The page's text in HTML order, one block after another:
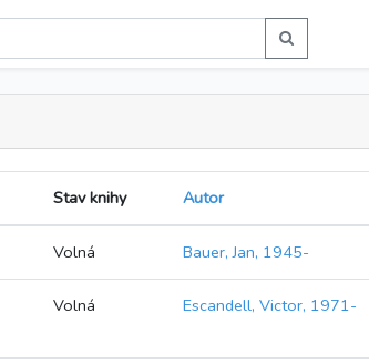
Stav knihy Autor
Volná Bauer, Jan, 1945-
Volná Escandell, Victor, 1971-